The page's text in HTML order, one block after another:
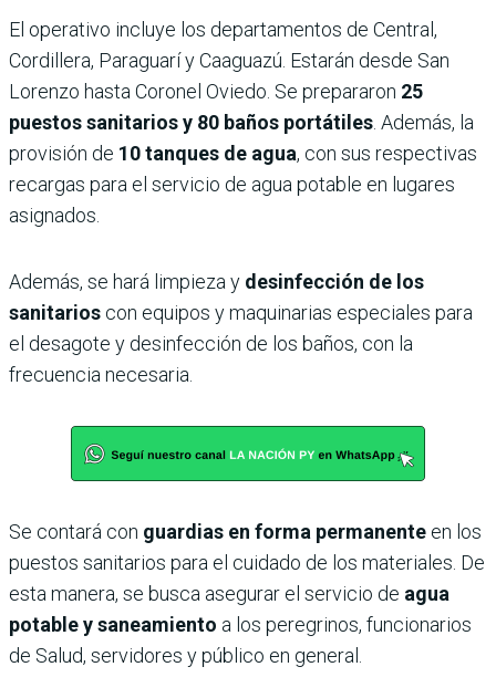
El operativo incluye los departamentos de Central,
Cordillera, Paraguarí y Caaguazú. Estarán desde San
Lorenzo hasta Coronel Oviedo. Se prepararon 25
puestos sanitarios y 80 baños portátiles . Además, la
provisión de 10 tanques de agua, con sus respectivas
recargas para el servicio de agua potable en lugares
asignados.
Además, se hará limpieza y desinfección de los
sanitarios con equipos y maquinarias especiales para
el desagote y desinfección de los baños, con la
frecuencia necesaria.
Se contará con guardias en forma permanente en los
puestos sanitarios para el cuidado de los materiales. De
esta manera, se busca asegurar el servicio de agua
potable y saneamiento a los peregrinos, funcionarios
de Salud, servidores y público en general.